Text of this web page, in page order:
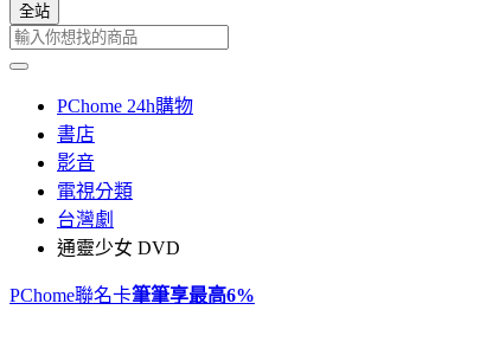
全站
PChome 24h購物
書店
影音
電視分類
台灣劇
通靈少女 DVD
PChome聯名卡筆筆享最高6%